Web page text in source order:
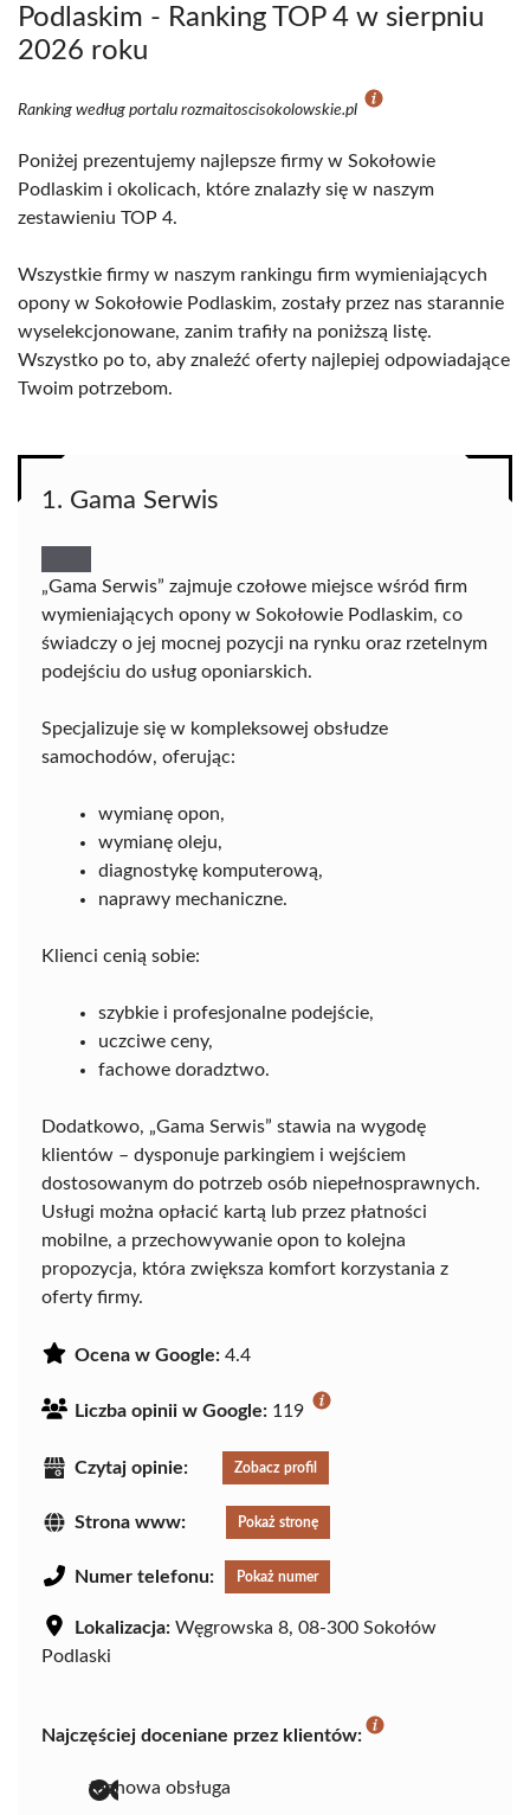
Podlaskim - Ranking TOP 4 w sierpniu
2026 roku
Ranking według portalu rozmaitoscisokolowskie.pl
Poniżej prezentujemy najlepsze firmy w Sokołowie
Podlaskim i okolicach, które znalazły się w naszym
zestawieniu TOP 4.
Wszystkie firmy w naszym rankingu firm wymieniających
opony w Sokołowie Podlaskim, zostały przez nas starannie
wyselekcjonowane, zanim trafiły na poniższą listę.
Wszystko po to, aby znaleźć oferty najlepiej odpowiadające
Twoim potrzebom.
1. Gama Serwis
„Gama Serwis” zajmuje czołowe miejsce wśród firm
wymieniających opony w Sokołowie Podlaskim, co
świadczy o jej mocnej pozycji na rynku oraz rzetelnym
podejściu do usług oponiarskich.
Specjalizuje się w kompleksowej obsłudze
samochodów, oferując:
wymianę opon,
wymianę oleju,
diagnostykę komputerową,
naprawy mechaniczne.
Klienci cenią sobie:
szybkie i profesjonalne podejście,
uczciwe ceny,
fachowe doradztwo.
Dodatkowo, „Gama Serwis” stawia na wygodę
klientów – dysponuje parkingiem i wejściem
dostosowanym do potrzeb osób niepełnosprawnych.
Usługi można opłacić kartą lub przez płatności
mobilne, a przechowywanie opon to kolejna
propozycja, która zwiększa komfort korzystania z
oferty firmy.
Ocena w Google: 4.4
Liczba opinii w Google: 119
Czytaj opinie: Zobacz profil
Strona www: Pokaż stronę
Numer telefonu: Pokaż numer
Lokalizacja: Węgrowska 8, 08-300 Sokołów
Podlaski
Najczęściej doceniane przez klientów:
fachowa obsługa